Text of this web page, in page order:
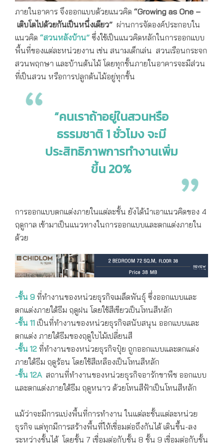
ภายในอาคาร จึงออกแบบด้วยแนวคิด “Growing as One –
เติบโตไปด้วยกันเป็นหนึ่งเดียว” ผ่านการจัดองค์ประกอบใน
แนวคิด “สวนหลังบ้าน” ซึ่งใช้เป็นแนวคิดหลักในการออกแบบ
พื้นที่ของแต่ละหน่วยงาน เช่น สนามเด็กเล่น สวนเรือนกระจก
สวนพฤกษา และบ้านต้นไม้ โดยทุกชั้นภายในอาคารจะมีส่วน
ที่เป็นสวน หรือการปลูกต้นไม้อยู่ทุกชั้น
“คนเราถ้าอยู่ในสวนหรือ
ธรรมชาติ 1 ชั่วโมง จะมี
ประสิทธิภาพการทำงานเพิ่ม
ขึ้น 20%
การออกแบบตกแต่งภายในแต่ละชั้น ยังได้นำเอาแนวคิดของ 4
ฤดูกาล เข้ามาเป็นแนวทางในการออกแบบและตกแต่งภายใน
ด้วย
-ชั้น 9 ที่ทำงานของหน่วยธุรกิจเมล็ดพันธุ์ ซึ่งออกแบบและ
ตกแต่งภายใต้ธีม ฤดูฝน โดยใช้สีเขียวเป็นโทนสีหลัก
-ชั้น 11 เป็นที่ทำงานของหน่วยธุรกิจสนับสนุน ออกแบบและ
ตกแต่ง ภายใต้ธีมของฤดูใบไม้เปลี่ยนสี
-ชั้น 12 ที่ทำงานของหน่วยธุรกิจปุ๋ย ถูกออกแบบและตกแต่ง
ภายใต้ธีม ฤดูร้อน โดยใช้สีเหลืองเป็นโทนสีหลัก
-ชั้น 12A สถานที่ทำงานของหน่วยธุรกิจอารักขาพืช ออกแบบ
และตกแต่งภายใต้ธีม ฤดูหนาว ด้วยโทนสีฟ้าเป็นโทนสีหลัก
แม้ว่าจะมีการแบ่งพื้นที่การทำงาน ในแต่ละชั้นแต่ละหน่วย
ธุรกิจ แต่ทุกมีการสร้างพื้นที่ให้เชื่อมต่อถึงกันได้ เดินขึ้น-ลง
ระหว่างชั้นได้ โดยชั้น 7 เชื่อมต่อกับชั้น 8 ชั้น 9 เชื่อมต่อกับชั้น